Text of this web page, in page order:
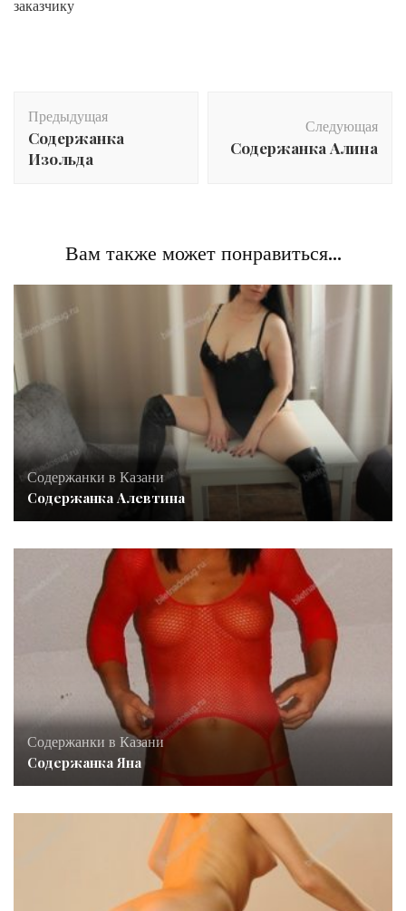
заказчику
Navigation
Предыдущая
Содержанка
Изольда
Следующая
Содержанка Алина
Вам также может понравиться...
Содержанки в Казани
Содержанка Алевтина
Содержанки в Казани
Содержанка Яна